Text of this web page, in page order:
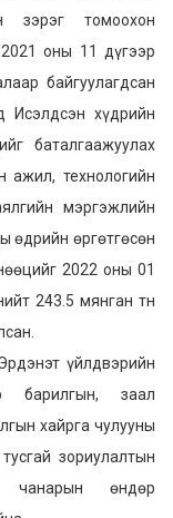
зэрэг томоохон
оны 11 дүгээр
байгуулагдсан
Исэлдсэн хүдрийн
баталгаажуулах
ажил, технологийн
мэргэжлийн
өдрийн өргөтгөсөн
2022 оны 01
243.5 мянган тн
үйлдвэрийн
барилгын, заал
хайрга чулууны
зориулалтын
чанарын өндөр